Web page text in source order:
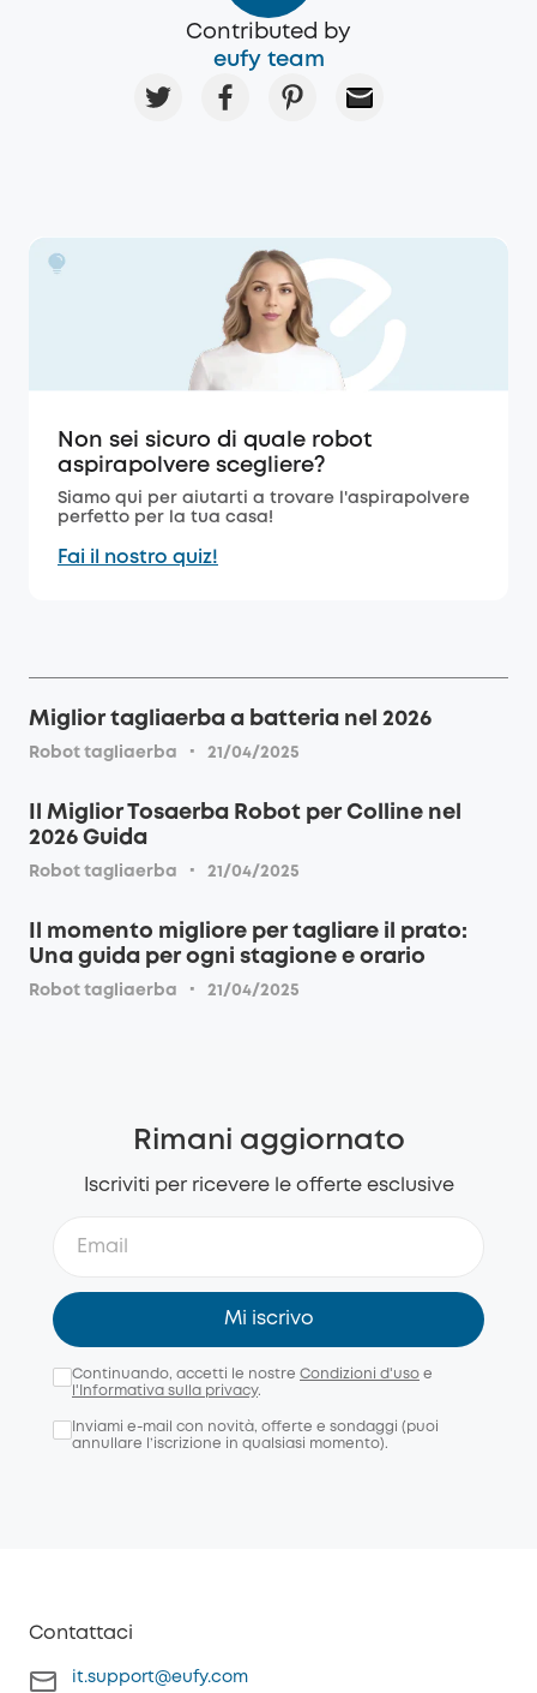
Contributed by
eufy team
Non sei sicuro di quale robot
aspirapolvere scegliere?
Siamo qui per aiutarti a trovare l'aspirapolvere
perfetto per la tua casa!
Fai il nostro quiz!
Miglior tagliaerba a batteria nel 2026
Robot tagliaerba · 21/04/2025
Il Miglior Tosaerba Robot per Colline nel
2026 Guida
Robot tagliaerba · 21/04/2025
Il momento migliore per tagliare il prato:
Una guida per ogni stagione e orario
Robot tagliaerba · 21/04/2025
Rimani aggiornato
Iscriviti per ricevere le offerte esclusive
Mi iscrivo
Continuando, accetti le nostre Condizioni d'uso e
l'Informativa sulla privacy.
Inviami e-mail con novità, offerte e sondaggi (puoi
annullare l’iscrizione in qualsiasi momento).
Contattaci
it.support@eufy.com